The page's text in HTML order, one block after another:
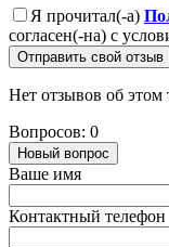
Я прочитал(-а)
согласен(-на) с
Отправить свой отзыв
Нет отзывов об этом
Вопросов: 0
Новый вопрос
Ваше имя
Контактный телефон